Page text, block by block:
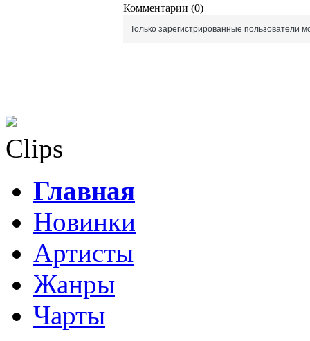
Комментарии (0)
Только зарегистрированные пользователи
Clips
Главная
Новинки
Артисты
Жанры
Чарты